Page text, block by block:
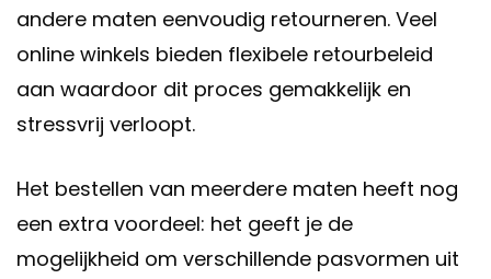
andere maten eenvoudig retourneren. Veel
online winkels bieden flexibele retourbeleid
aan waardoor dit proces gemakkelijk en
stressvrij verloopt.
Het bestellen van meerdere maten heeft nog
een extra voordeel: het geeft je de
mogelijkheid om verschillende pasvormen uit